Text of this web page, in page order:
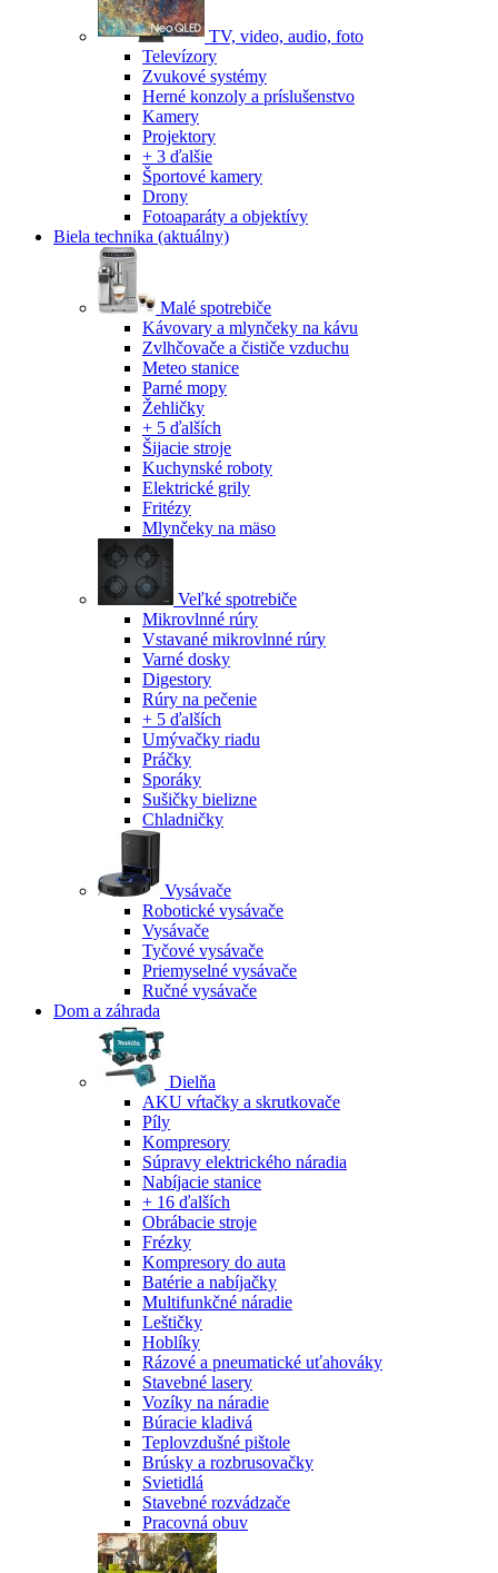
TV, video, audio, foto
Televízory
Zvukové systémy
Herné konzoly a príslušenstvo
Kamery
Projektory
+ 3 ďalšie
Športové kamery
Drony
Fotoaparáty a objektívy
Biela technika (aktuálny)
Malé spotrebiče
Kávovary a mlynčeky na kávu
Zvlhčovače a čističe vzduchu
Meteo stanice
Parné mopy
Žehličky
+ 5 ďalších
Šijacie stroje
Kuchynské roboty
Elektrické grily
Fritézy
Mlynčeky na mäso
Veľké spotrebiče
Mikrovlnné rúry
Vstavané mikrovlnné rúry
Varné dosky
Digestory
Rúry na pečenie
+ 5 ďalších
Umývačky riadu
Práčky
Sporáky
Sušičky bielizne
Chladničky
Vysávače
Robotické vysávače
Vysávače
Tyčové vysávače
Priemyselné vysávače
Ručné vysávače
Dom a záhrada
Dielňa
AKU vŕtačky a skrutkovače
Píly
Kompresory
Súpravy elektrického náradia
Nabíjacie stanice
+ 16 ďalších
Obrábacie stroje
Frézky
Kompresory do auta
Batérie a nabíjačky
Multifunkčné náradie
Leštičky
Hoblíky
Rázové a pneumatické uťahováky
Stavebné lasery
Vozíky na náradie
Búracie kladivá
Teplovzdušné pištole
Brúsky a rozbrusovačky
Svietidlá
Stavebné rozvádzače
Pracovná obuv